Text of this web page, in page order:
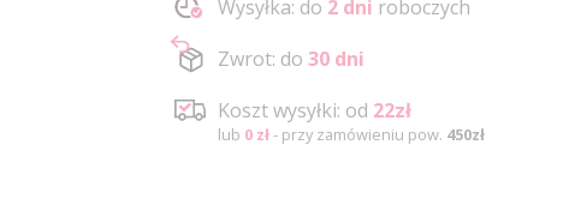
Wysyłka: do 2 dni roboczych
Zwrot: do 30 dni
Koszt wysyłki: od 22zł
lub 0 zł- przy zamówieniu pow. 450zł